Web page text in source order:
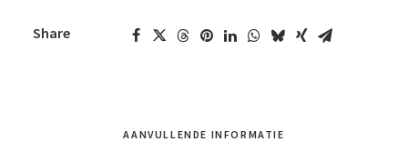
Share
AANVULLENDE INFORMATIE